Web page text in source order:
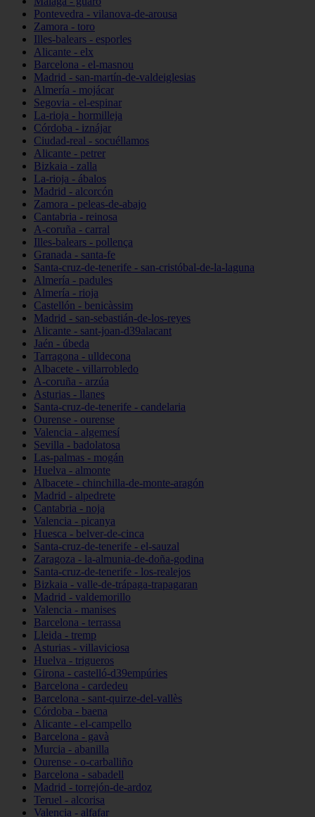
Pontevedra - vilanova-de-arousa
Zamora - toro
Illes-balears - esporles
Alicante - elx
Barcelona - el-masnou
Madrid - san-martín-de-valdeiglesias
Almería - mojácar
Segovia - el-espinar
La-rioja - hormilleja
Córdoba - iznájar
Ciudad-real - socuéllamos
Alicante - petrer
Bizkaia - zalla
La-rioja - ábalos
Madrid - alcorcón
Zamora - peleas-de-abajo
Cantabria - reinosa
A-coruña - carral
Illes-balears - pollença
Granada - santa-fe
Santa-cruz-de-tenerife - san-cristóbal-de-la-laguna
Almería - padules
Almería - rioja
Castellón - benicàssim
Madrid - san-sebastián-de-los-reyes
Alicante - sant-joan-d39alacant
Jaén - úbeda
Tarragona - ulldecona
Albacete - villarrobledo
A-coruña - arzúa
Asturias - llanes
Santa-cruz-de-tenerife - candelaria
Ourense - ourense
Valencia - algemesí
Sevilla - badolatosa
Las-palmas - mogán
Huelva - almonte
Albacete - chinchilla-de-monte-aragón
Madrid - alpedrete
Cantabria - noja
Valencia - picanya
Huesca - belver-de-cinca
Santa-cruz-de-tenerife - el-sauzal
Zaragoza - la-almunia-de-doña-godina
Santa-cruz-de-tenerife - los-realejos
Bizkaia - valle-de-trápaga-trapagaran
Madrid - valdemorillo
Valencia - manises
Barcelona - terrassa
Lleida - tremp
Asturias - villaviciosa
Huelva - trigueros
Girona - castelló-d39empúries
Barcelona - cardedeu
Barcelona - sant-quirze-del-vallès
Córdoba - baena
Alicante - el-campello
Barcelona - gavà
Murcia - abanilla
Ourense - o-carballiño
Barcelona - sabadell
Madrid - torrejón-de-ardoz
Teruel - alcorisa
Valencia - alfafar